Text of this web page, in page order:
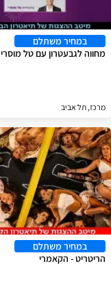
במחיר משתלם
מחווה לגבעטרון עם טל מוסרי
מרכז, תל אביב
במחיר משתלם
הריטריט - הקאמרי